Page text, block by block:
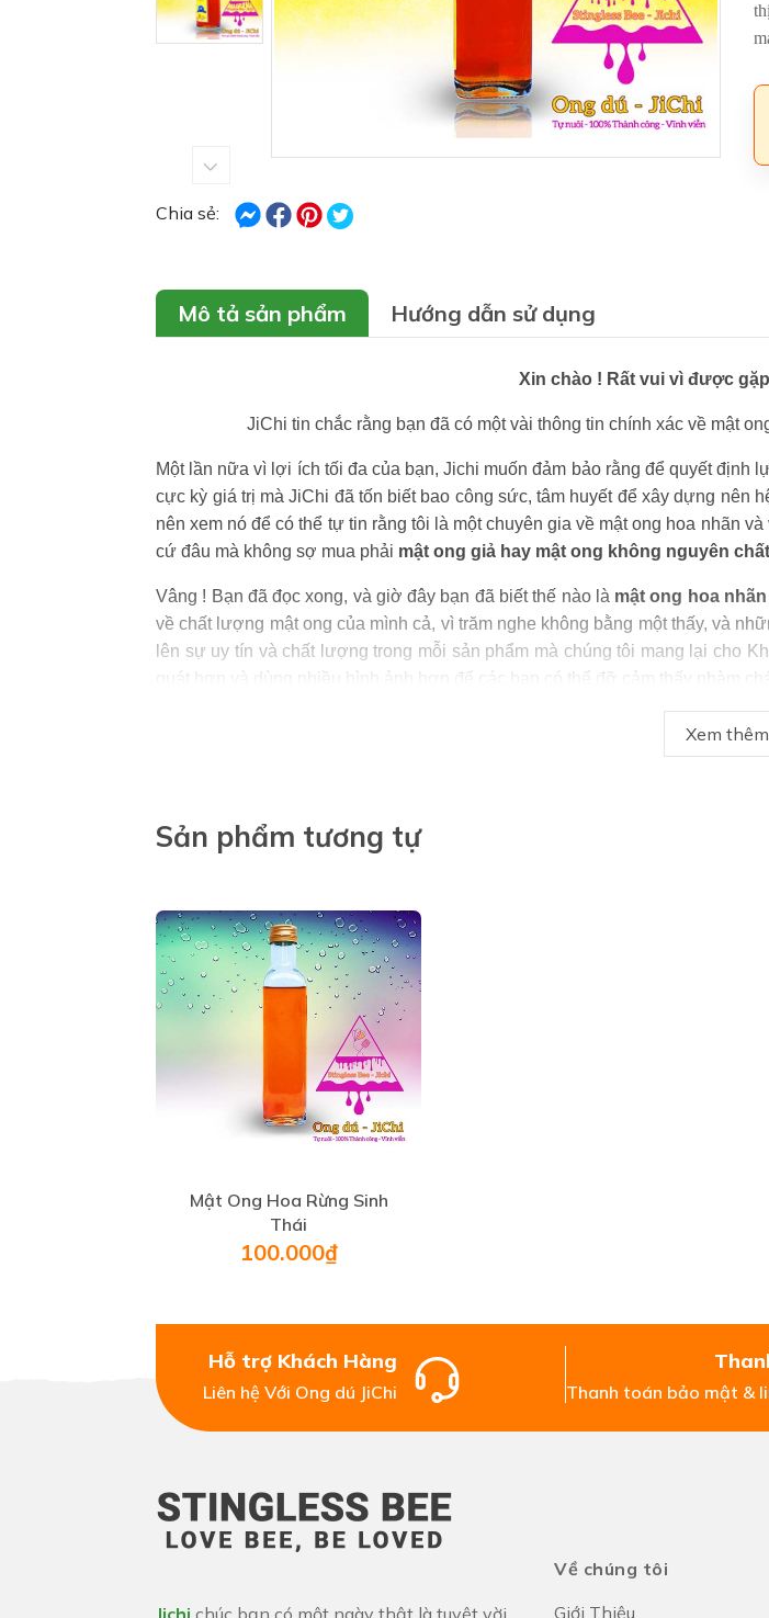
Chia sẻ:
Mô tả sản phẩm Hướng dẫn sử dụng
Xin chào ! Rất vui vì được
JiChi tin chắc rằng bạn đã có một vài thông tin chính xác về mật
Một lần nữa vì lợi ích tối đa của bạn, Jichi muốn đảm bảo rằng để quyết định
cực kỳ giá trị mà JiChi đã tốn biết bao công sức, tâm huyết để xây dựng nên
nên xem nó để có thể tự tin rằng tôi là một chuyên gia về mật ong hoa nhãn
cứ đâu mà không sợ mua phải mật ong giả hay mật ong không nguyên chất
Vâng ! Bạn đã đọc xong, và giờ đây bạn đã biết thế nào là mật ong hoa
về chất lượng mật ong của mình cả, vì trăm nghe không bằng một thấy, và
lên sự uy tín và chất lượng trong mỗi sản phẩm mà chúng tôi mang lại cho
quát hơn và dùng nhiều hình ảnh hơn để các bạn có thể đỡ cảm thấy nhàm
Xem thêm
Sản phẩm tương tự
Mật Ong Hoa Rừng Sinh
Thái
100.000₫
Hỗ trợ Khách Hàng
Liên hệ Với Ong dú JiChi Thanh toán bảo mật &
Về chúng tôi
Giới Thiệu